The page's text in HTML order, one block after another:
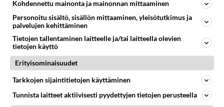
07.08.2026 12:07
562
07.08.2026 15:03
Ikävä
29
517
Kohdennettu mainonta ja mainonnan mittaaminen
Personoitu sisältö, sisällön mittaaminen, yleisötutkimus ja
palvelujen kehittäminen
Tietojen tallentaminen laitteelle ja/tai laitteella olevien
tietojen käyttö
Erityisominaisuudet
Tarkkojen sijaintitietojen käyttäminen
Tunnista laitteet aktiivisesti pyydettyjen tietojen perusteella